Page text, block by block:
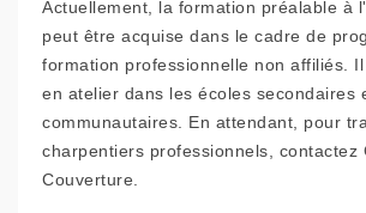
Actuellement, la formation préalable à
peut être acquise dans le cadre de
formation professionnelle non affiliés. Il
en atelier dans les écoles secondaires
communautaires. En attendant, pour
charpentiers professionnels, contactez
Couverture.